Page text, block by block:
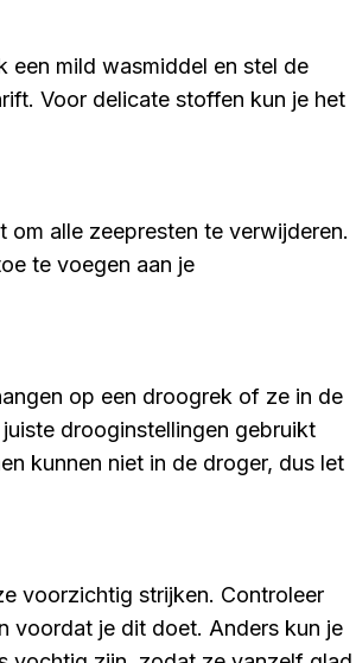
een mild wasmiddel en stel de
Voor delicate stoffen kun je het
alle zeepresten te verwijderen.
te voegen aan je
op een droogrek of ze in de
drooginstellingen gebruikt
kunnen niet in de droger, dus let
voorzichtig strijken. Controleer
voordat je dit doet. Anders kun je